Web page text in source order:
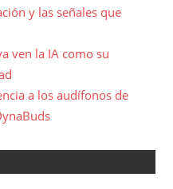
y las señales que
ven la IA como su
a los audífonos de